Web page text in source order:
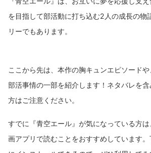
を目指して部活動に打ち込む2人の成長の物
リーでもあります。
ここから先は、本作の胸キュンエピソード
部活事情の一部を紹介します！ネタバレを
方はご注意ください。
すでに『青空エール』が気になっている方
画アプリで読むことをおすすめしています